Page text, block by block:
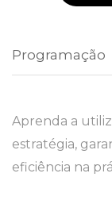
Programação
Aprenda a
estratégia,
eficiência na